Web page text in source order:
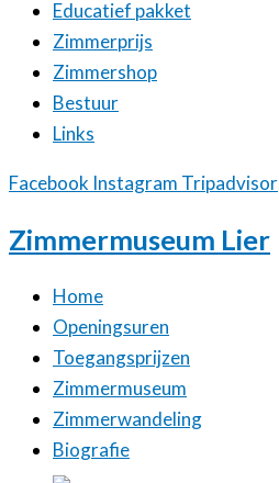
Educatief pakket
Zimmerprijs
Zimmershop
Bestuur
Links
Facebook Instagram Tripadvisor
Zimmermuseum Lier
Home
Openingsuren
Toegangsprijzen
Zimmermuseum
Zimmerwandeling
Biografie